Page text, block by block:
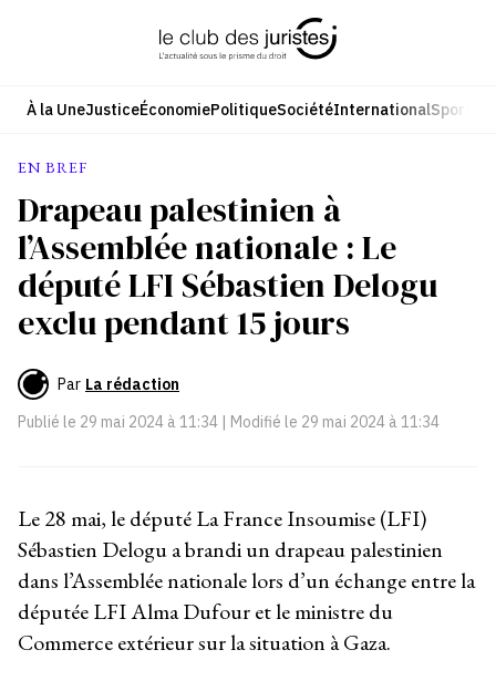
À la UneJusticeÉconomiePolitiqueSociétéInternationalSport
EN BREF
Drapeau palestinien à
l’Assemblée nationale : Le
député LFI Sébastien Delogu
exclu pendant 15 jours
Par La rédaction
Publié le 29 mai 2024 à 11:34 | Modifié le 29 mai 2024 à 11:34
Le 28 mai, le député La France Insoumise (LFI)
Sébastien Delogu a brandi un drapeau palestinien
dans l’Assemblée nationale lors d’un échange entre la
députée LFI Alma Dufour et le ministre du
Commerce extérieur sur la situation à Gaza.